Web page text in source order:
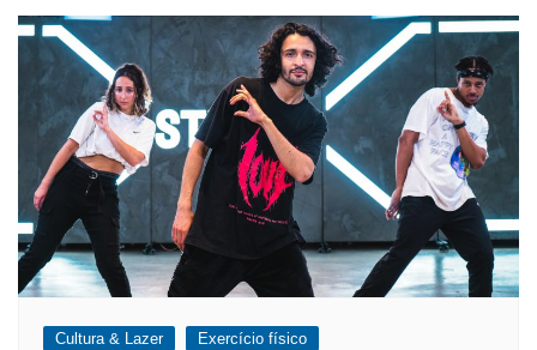
Cultura & Lazer Exercício físico